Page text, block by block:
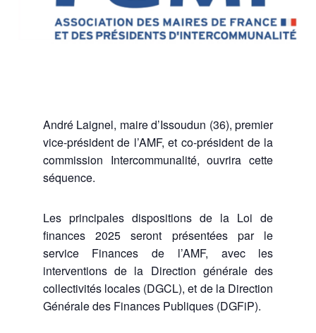
André Laignel, maire d’Issoudun (36), premier
vice-président de l’AMF, et co-président de la
commission Intercommunalité, ouvrira cette
séquence.
Les principales dispositions de la Loi de
finances 2025 seront présentées par le
service Finances de l’AMF, avec les
interventions de la Direction générale des
collectivités locales (DGCL), et de la Direction
Générale des Finances Publiques (DGFiP).